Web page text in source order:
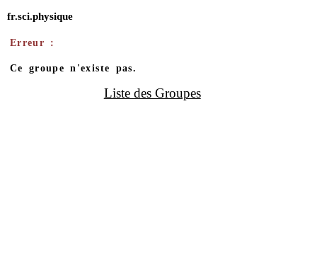
fr.sci.physique
Erreur :
Ce groupe n'existe pas.
Liste des Groupes